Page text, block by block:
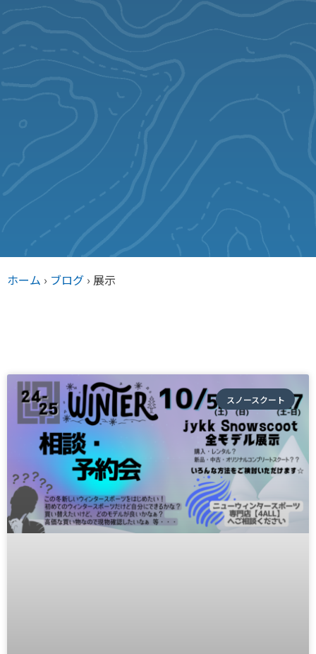
ホーム › ブログ › 展示
スノースクート